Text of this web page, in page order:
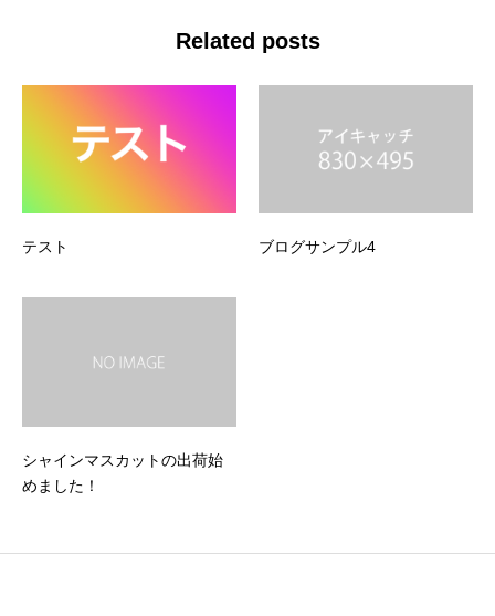
Related posts
テスト ブログサンプル4
シャインマスカットの出荷始
めました！